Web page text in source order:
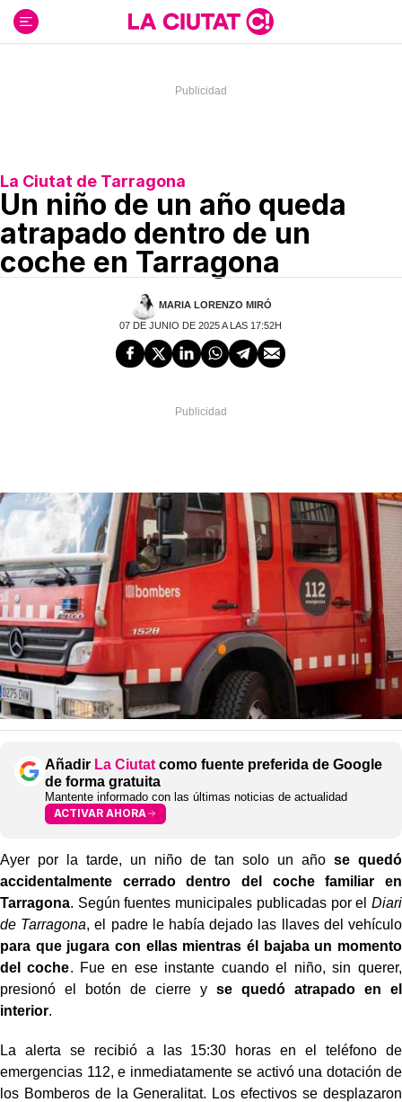
contenido
La Ciutat de Tarragona
Un niño de un año queda
atrapado dentro de un
coche en Tarragona
MARIA LORENZO MIRÓ
07 DE JUNIO DE 2025 A LAS 17:52H
Añadir La Ciutat como fuente preferida de Google
de forma gratuita
Mantente informado con las últimas noticias de actualidad
ACTIVAR AHORA
Ayer por la tarde, un niño de tan solo un año se quedó
accidentalmente cerrado dentro del coche familiar en
Tarragona. Según fuentes municipales publicadas por el Diari
de Tarragona, el padre le había dejado las llaves del vehículo
para que jugara con ellas mientras él bajaba un momento
del coche. Fue en ese instante cuando el niño, sin querer,
presionó el botón de cierre y se quedó atrapado en el
interior.
La alerta se recibió a las 15:30 horas en el teléfono de
emergencias 112, e inmediatamente se activó una dotación de
los Bomberos de la Generalitat. Los efectivos se desplazaron